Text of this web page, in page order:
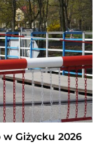
Giżycku 2026